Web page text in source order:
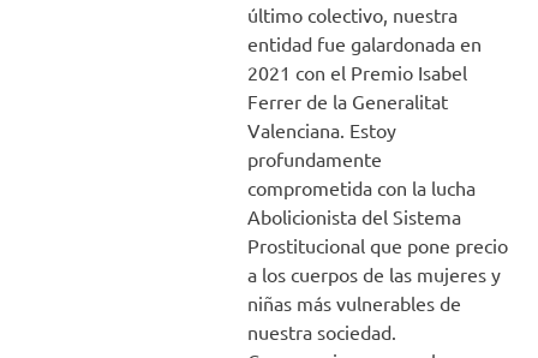
último colectivo, nuestra
entidad fue galardonada en
2021 con el Premio Isabel
Ferrer de la Generalitat
Valenciana. Estoy
profundamente
comprometida con la lucha
Abolicionista del Sistema
Prostitucional que pone precio
a los cuerpos de las mujeres y
niñas más vulnerables de
nuestra sociedad.